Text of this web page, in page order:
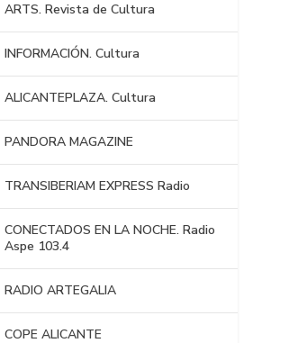
ARTS. Revista de Cultura
INFORMACIÓN. Cultura
ALICANTEPLAZA. Cultura
PANDORA MAGAZINE
TRANSIBERIAM EXPRESS Radio
CONECTADOS EN LA NOCHE. Radio
Aspe 103.4
RADIO ARTEGALIA
COPE ALICANTE